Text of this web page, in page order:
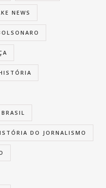
NEWS
DO JORNALISMO